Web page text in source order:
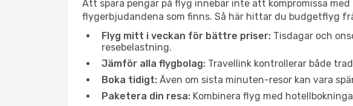
Att spara pengar på flyg innebär inte att kompromissa
flygerbjudandena som finns. Så här hittar du budgetflyg
Flyg mitt i veckan för bättre priser: Tisdagar och
resebelastning.
Jämför alla flygbolag: Travellink kontrollerar både
Boka tidigt: Även om sista minuten-resor kan vara
Paketera din resa: Kombinera flyg med